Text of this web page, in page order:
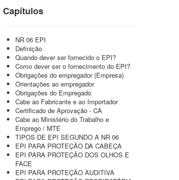
Capítulos
NR 06 EPI
Definição
Quando dever ser fornecido o EPI?
Como dever ser o fornecimento do EPI?
Obrigações do empregador (Empresa)
Orientações ao empregador
Obrigações do Empregado
Cabe ao Fabricante e ao Importador
Certificado de Aprovação - CA
Cabe ao Ministério do Trabalho e
Emprego / MTE
TIPOS DE EPI SEGUNDO A NR 06
EPI PARA PROTEÇÃO DA CABEÇA
EPI PARA PROTEÇÃO DOS OLHOS E
FACE
EPI PARA PROTEÇÃO AUDITIVA